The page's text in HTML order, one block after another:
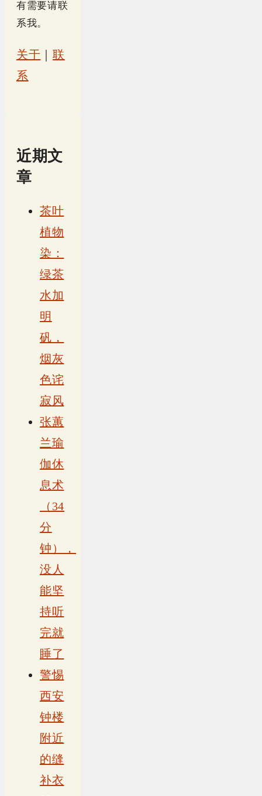
有需要请联
系我。
关于 ｜联
系
近期文
章
茶叶
植物
染：
绿茶
水加
明
矾，
烟灰
色诧
寂风
张蕙
兰瑜
伽休
息术
（34
分
钟），
没人
能坚
持听
完就
睡了
警惕
西安
钟楼
附近
的缝
补衣